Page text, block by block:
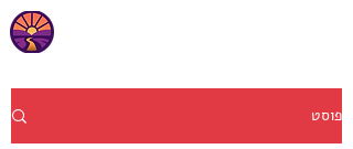
פוסט